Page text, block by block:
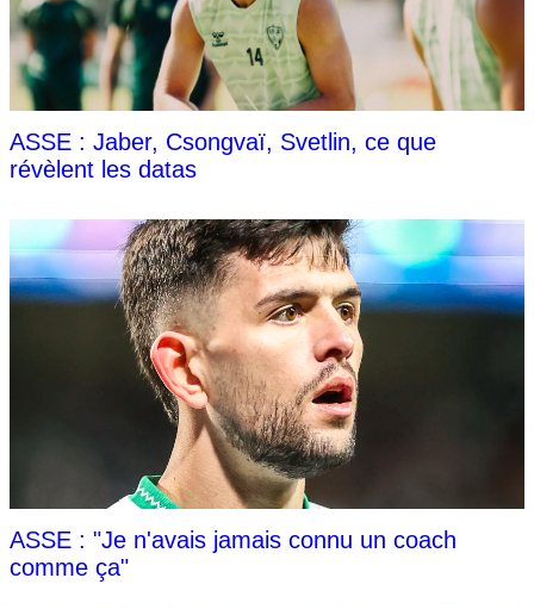
ASSE : Jaber, Csongvaï, Svetlin, ce que
révèlent les datas
ASSE : "Je n'avais jamais connu un coach
comme ça"